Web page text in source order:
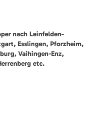
nach Leinfelden-
Esslingen, Pforzheim,
Vaihingen-Enz,
etc.